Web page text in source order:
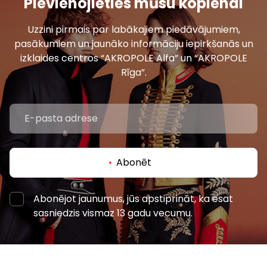
Uzzini pirmais par labākajiem piedāvājumiem,
pasākumiem un jaunāko informāciju iepirkšanās un
izklaides centros “AKROPOLE Alfa” un “AKROPOLE
Rīga”.
Abonēt
Abonējot jaunumus, jūs apstiprināt, ka esat
sasniedzis vismaz 13 gadu vecumu.